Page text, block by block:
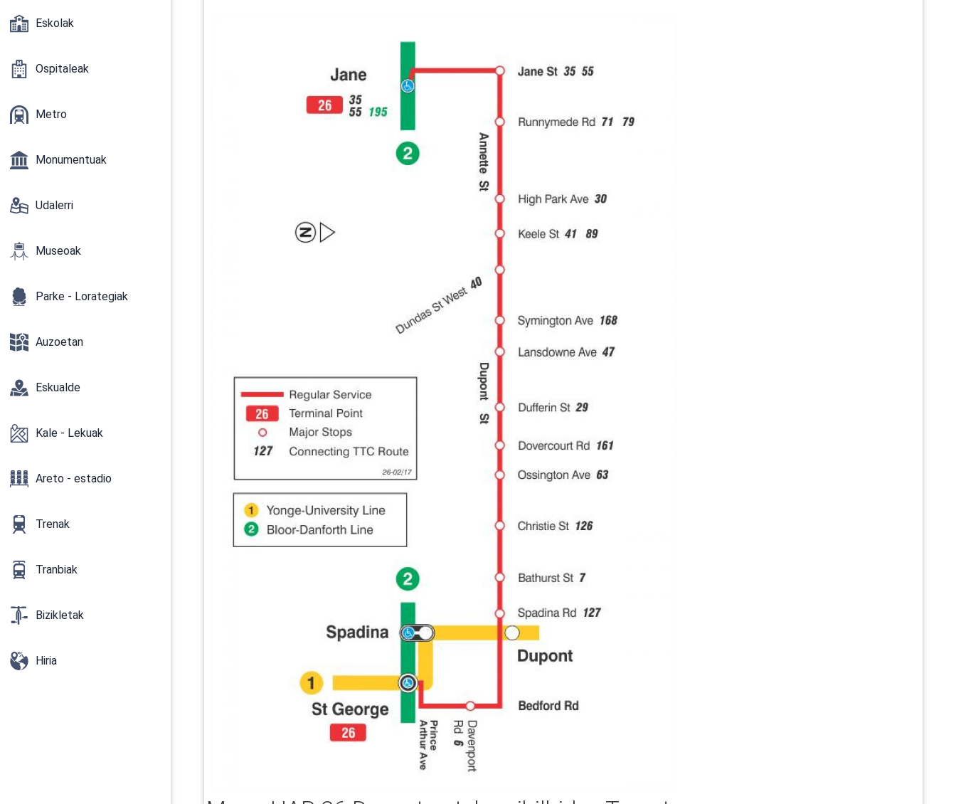
Eskolak
Ospitaleak
Metro
Monumentuak
Udalerri
Museoak
Parke - Lorategiak
Auzoetan
Eskualde
Kale - Lekuak
Areto - estadio
Trenak
Tranbiak
Bizikletak
Hiria